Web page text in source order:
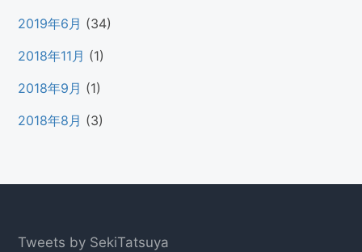
2019年6月 (34)
2018年11月 (1)
2018年9月 (1)
2018年8月 (3)
Footer
Tweets by SekiTatsuya